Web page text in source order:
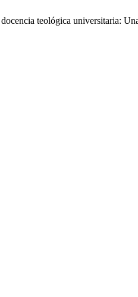
teológica universitaria: